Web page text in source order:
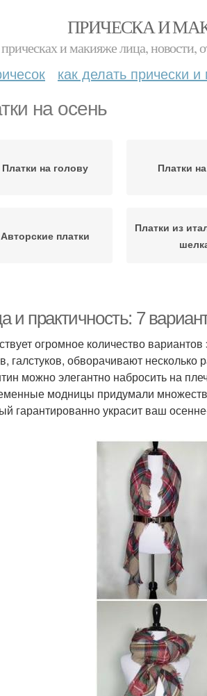
ПРИЧЕСКА И
и макияже лица, новости,
как делать прически
на осень
Платки на голову Платки
Авторские платки
Платки из
Платок с бантами Платок для
и практичность: 7
огромное количество
галстуков, обворачивают
можно элегантно набросить на
модницы придумали
гарантированно украсит ваш